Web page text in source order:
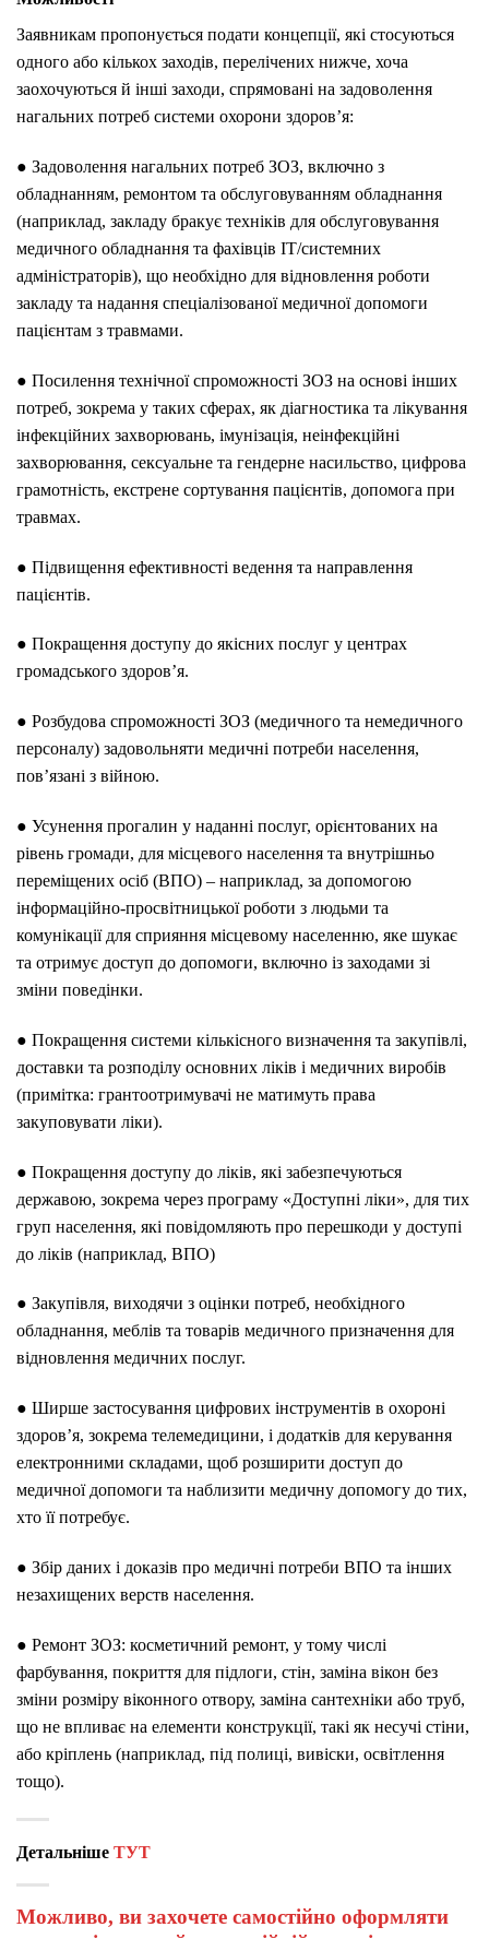
Заявникам пропонується подати концепції, які стосуються
одного або кількох заходів, перелічених нижче, хоча
заохочуються й інші заходи, спрямовані на задоволення
нагальних потреб системи охорони здоров’я:
● Задоволення нагальних потреб ЗОЗ, включно з
обладнанням, ремонтом та обслуговуванням обладнання
(наприклад, закладу бракує техніків для обслуговування
медичного обладнання та фахівців ІТ/системних
адміністраторів), що необхідно для відновлення роботи
закладу та надання спеціалізованої медичної допомоги
пацієнтам з травмами.
● Посилення технічної спроможності ЗОЗ на основі інших
потреб, зокрема у таких сферах, як діагностика та лікування
інфекційних захворювань, імунізація, неінфекційні
захворювання, сексуальне та гендерне насильство, цифрова
грамотність, екстрене сортування пацієнтів, допомога при
травмах.
● Підвищення ефективності ведення та направлення
пацієнтів.
● Покращення доступу до якісних послуг у центрах
громадського здоров’я.
● Розбудова спроможності ЗОЗ (медичного та немедичного
персоналу) задовольняти медичні потреби населення,
пов’язані з війною.
● Усунення прогалин у наданні послуг, орієнтованих на
рівень громади, для місцевого населення та внутрішньо
переміщених осіб (ВПО) – наприклад, за допомогою
інформаційно-просвітницької роботи з людьми та
комунікації для сприяння місцевому населенню, яке шукає
та отримує доступ до допомоги, включно із заходами зі
зміни поведінки.
● Покращення системи кількісного визначення та закупівлі,
доставки та розподілу основних ліків і медичних виробів
(примітка: грантоотримувачі не матимуть права
закуповувати ліки).
● Покращення доступу до ліків, які забезпечуються
державою, зокрема через програму «Доступні ліки», для тих
груп населення, які повідомляють про перешкоди у доступі
до ліків (наприклад, ВПО)
● Закупівля, виходячи з оцінки потреб, необхідного
обладнання, меблів та товарів медичного призначення для
відновлення медичних послуг.
● Ширше застосування цифрових інструментів в охороні
здоров’я, зокрема телемедицини, і додатків для керування
електронними складами, щоб розширити доступ до
медичної допомоги та наблизити медичну допомогу до тих,
хто її потребує.
● Збір даних і доказів про медичні потреби ВПО та інших
незахищених верств населення.
● Ремонт ЗОЗ: косметичний ремонт, у тому числі
фарбування, покриття для підлоги, стін, заміна вікон без
зміни розміру віконного отвору, заміна сантехніки або труб,
що не впливає на елементи конструкції, такі як несучі стіни,
або кріплень (наприклад, під полиці, вивіски, освітлення
тощо).
Детальніше ТУТ
Можливо, ви захочете самостійно оформляти